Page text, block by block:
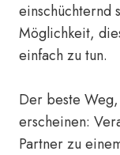
einschüchternd
Möglichkeit,
einfach zu tun.
Der beste
erscheinen:
Partner zu